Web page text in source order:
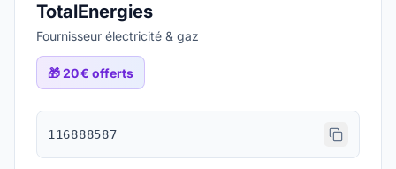
TotalEnergies
Fournisseur électricité & gaz
🎁20 € offerts
116888587